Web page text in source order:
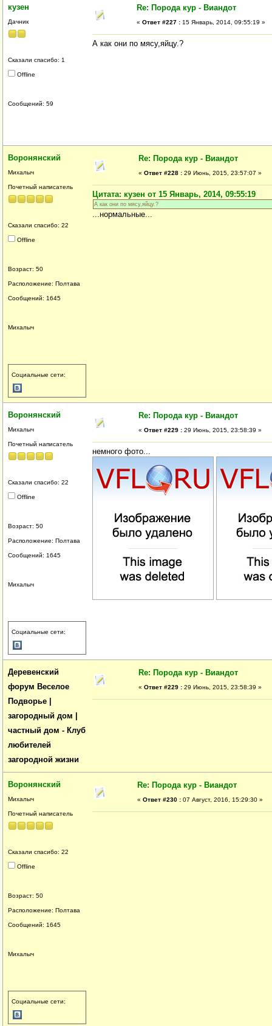
кузен
Дачник
Сказали спасибо: 1
Offline
Сообщений: 59
Re: Порода кур - Виандот
« Ответ #227 : 15 Январь, 2014, 09:55:19 »
А как они по мясу,яйцу.?
Воронянский
Михалыч
Почетный написатель
Сказали спасибо: 22
Offline
Возраст: 50
Расположение: Полтава
Сообщений: 1645
Михалыч
Социальные сети:
Re: Порода кур - Виандот
« Ответ #228 : 29 Июнь, 2015, 23:57:07 »
Цитата: кузен от 15 Январь, 2014, 09:55:19
А как они по мясу,яйцу.?
...нормальные...
Воронянский
Михалыч
Почетный написатель
Сказали спасибо: 22
Offline
Возраст: 50
Расположение: Полтава
Сообщений: 1645
Михалыч
Социальные сети:
Re: Порода кур - Виандот
« Ответ #229 : 29 Июнь, 2015, 23:58:39 »
немного фото...
Деревенский
форум Веселое
Подворье |
загородный дом |
частный дом - Клуб
любителей
загородной жизни
Re: Порода кур - Виандот
« Ответ #229 : 29 Июнь, 2015, 23:58:39 »
Воронянский
Михалыч
Почетный написатель
Сказали спасибо: 22
Offline
Возраст: 50
Расположение: Полтава
Сообщений: 1645
Михалыч
Социальные сети:
Re: Порода кур - Виандот
« Ответ #230 : 07 Август, 2016, 15:29:30 »